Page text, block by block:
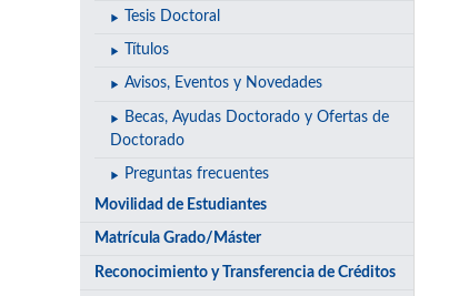
Tesis Doctoral
Títulos
Avisos, Eventos y Novedades
Becas, Ayudas Doctorado y Ofertas de
Doctorado
Preguntas frecuentes
Movilidad de Estudiantes
Matrícula Grado/Máster
Reconocimiento y Transferencia de Créditos